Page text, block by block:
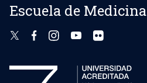
Escuela de Medicina